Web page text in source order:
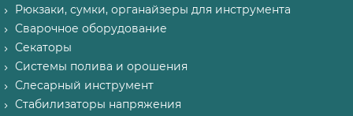
Рюкзаки, сумки, органайзеры для инструмента
Сварочное оборудование
Секаторы
Системы полива и орошения
Слесарный инструмент
Стабилизаторы напряжения